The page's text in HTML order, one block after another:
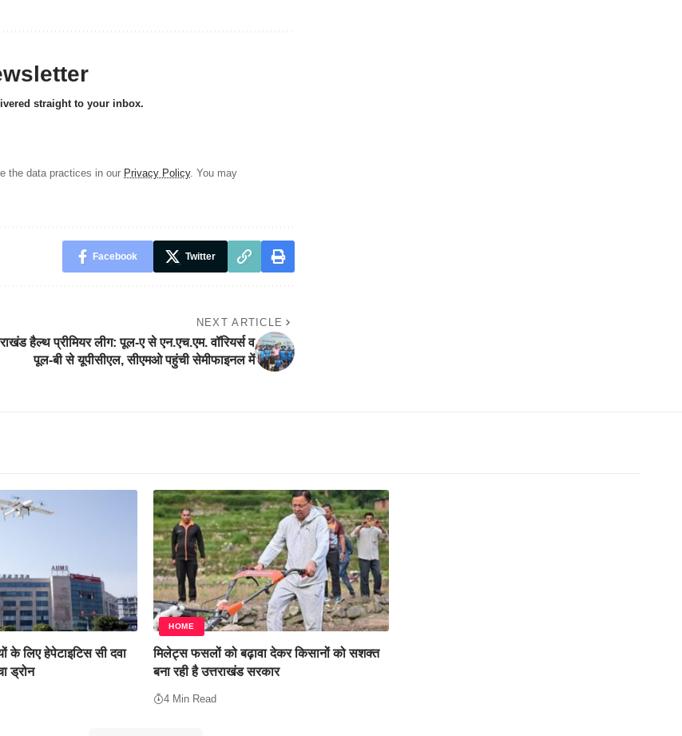
straight to your inbox.
the data practices in our Privacy Policy. You may
Facebook Twitter
NEXT ARTICLE
हैल्थ प्रीमियर लीग: पूल-ए से एन.एच.एम. वॉरियर्स व
पूल-बी से यूपीसीएल, सीएमओ पहुंची सेमीफाइनल में
लिए हेपेटाइटिस सी दवा
ड्रोन
HOME
मिलेट्स फसलों को बढ़ावा देकर किसानों को सशक्त
बना रही है उत्तराखंड सरकार
4 Min Read